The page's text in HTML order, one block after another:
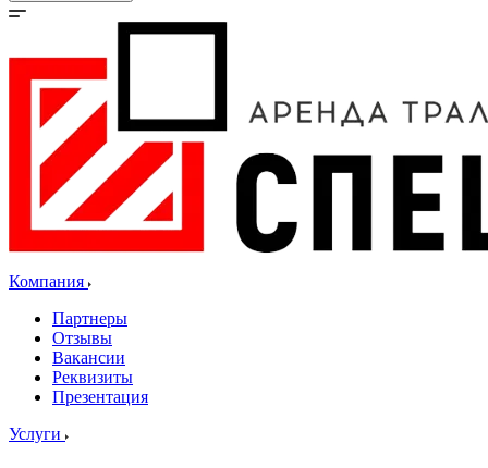
Компания
Партнеры
Отзывы
Вакансии
Реквизиты
Презентация
Услуги